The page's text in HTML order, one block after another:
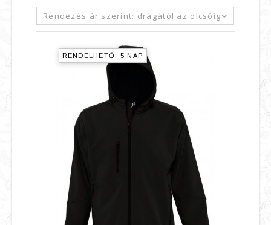
Rendezés ár szerint: drágától az olcsóig
RENDELHETŐ: 5 NAP